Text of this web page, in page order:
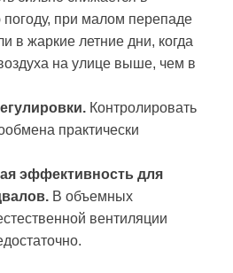
погоду, при малом перепаде
в жаркие летние дни, когда
на улице выше, чем в
Контролировать
практически
эффективность для
В объемных
вентиляции